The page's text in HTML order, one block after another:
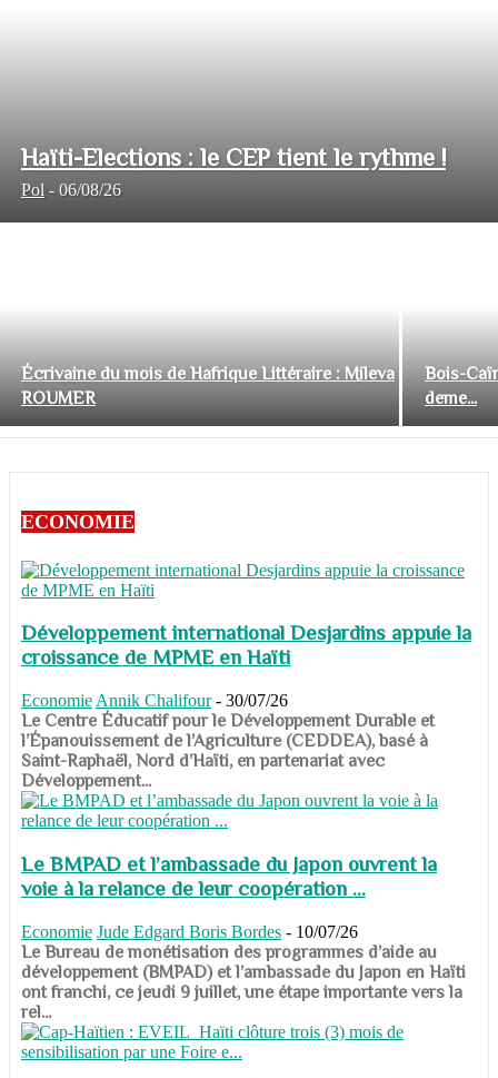
Haïti-Elections : le CEP tient le rythme !
Pol - 06/08/26
Écrivaine du mois de Hafrique Littéraire : Mileva
ROUMER
Bois-
deme...
ECONOMIE
Développement international Desjardins appuie la
croissance de MPME en Haïti
Economie Annik Chalifour - 30/07/26
​​​​​​​Le Centre Éducatif pour le Développement Durable et
l’Épanouissement de l’Agriculture (CEDDEA), basé à
Saint-Raphaël, Nord d’Haïti, en partenariat avec
Développement...
Le BMPAD et l’ambassade du Japon ouvrent la
voie à la relance de leur coopération ...
Economie Jude Edgard Boris Bordes - 10/07/26
​​​​​​​Le Bureau de monétisation des programmes d’aide au
développement (BMPAD) et l’ambassade du Japon en Haïti
ont franchi, ce jeudi 9 juillet, une étape importante vers la
rel...